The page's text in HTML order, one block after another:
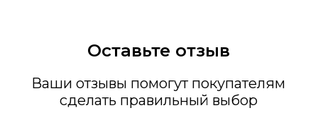
Оставьте отзыв
Ваши отзывы помогут покупателям
сделать правильный выбор